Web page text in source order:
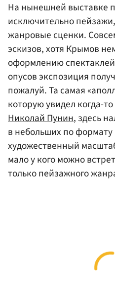
На нынешней выставке
исключительно
жанровые сценки.
эскизов, хотя Крымов
оформлению
опусов экспозиция
пожалуй. Та самая
которую увидел когда-
Николай Пунин, здесь
в небольших по
художественный
мало у кого можно
только пейзажного